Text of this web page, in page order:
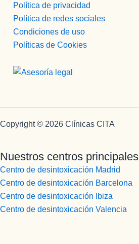
Política de privacidad
Política de redes sociales
Condiciones de uso
Políticas de Cookies
Copyright © 2026 Clínicas CITA
Nuestros centros principales
Centro de desintoxicación Madrid
Centro de desintoxicación Barcelona
Centro de desintoxicación Ibiza
Centro de desintoxicación Valencia